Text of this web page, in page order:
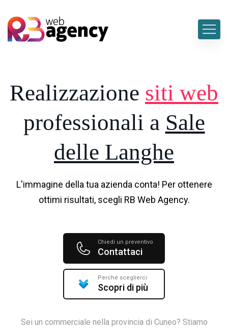
Realizzazione siti web
professionali a Sale
delle Langhe
L'immagine della tua azienda conta! Per ottenere
ottimi risultati, scegli RB Web Agency.
Chiedi un preventivo
Contattaci
Perché sceglierci
Scopri di più
Sei un commerciale nella provincia di Cuneo? Stiamo